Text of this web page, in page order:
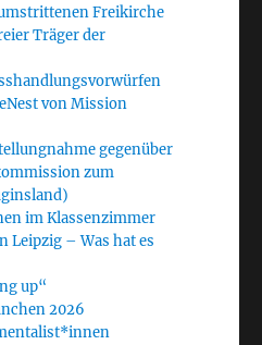
Freikirche
Träger der
von Mission
gegenüber
zum
im Klassenzimmer
Leipzig – Was hat es
up“
2026